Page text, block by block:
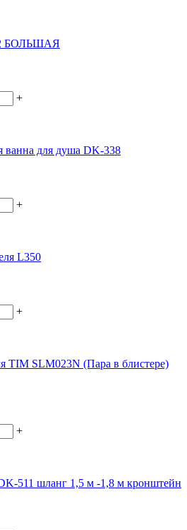
БОЛЬШАЯ
+
ванна для душа DK-338
+
L350
+
TIM SLM023N (Пара в блистере)
+
511 шланг 1,5 м -1,8 м кронштейн